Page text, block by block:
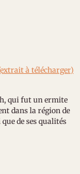
à télécharger)
qui fut un ermite
dans la région de
de ses qualités